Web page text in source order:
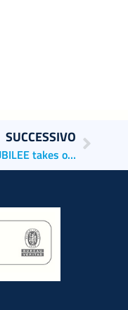
SUCCESSIVO
Made in Italy excellences depart from the Port of Venice: the JUMBO JUBILEE takes on board 2 giant reactors of the Italian ATB GROUP